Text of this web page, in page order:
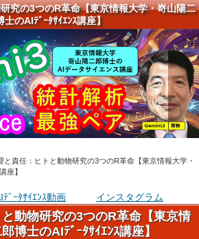
究の3つのR革命【東京情報大学・嵜山陽二
士のAIﾃﾞｰﾀｻｲｴﾝｽ講座】
と責任：ヒトと動物研究の3つのR革命【東京情報大学・
座】
ﾃﾞｰﾀｻｲｴﾝｽ動画 インスタグラム
動物研究の3つのR革命【東京情
博士のAIﾃﾞｰﾀｻｲｴﾝｽ講座】